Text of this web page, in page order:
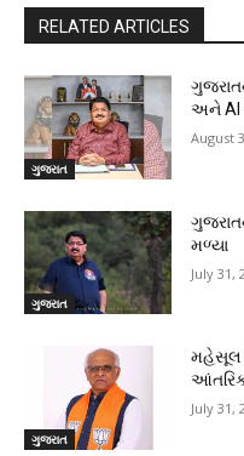
RELATED ARTICLES
ગુજરાત
અને AI
August
ગુજરાત
મળ્યા
July 31,
ગુજરાત
મહેસૂલ
July 31,